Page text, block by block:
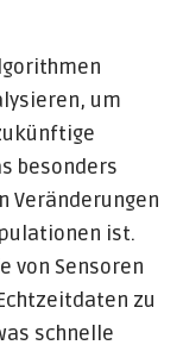
um
besonders
Veränderungen
ist.
von Sensoren
zu
schnelle